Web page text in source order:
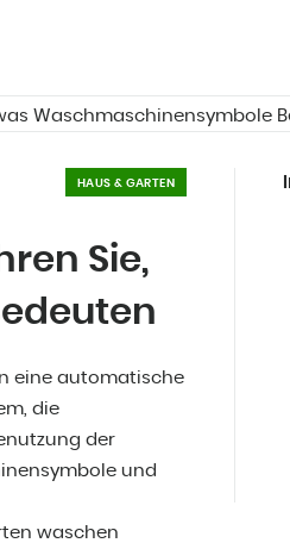
Waschmaschinensymbole
HAUS & GARTEN
Sie,
eine automatische
die
der
und
waschen